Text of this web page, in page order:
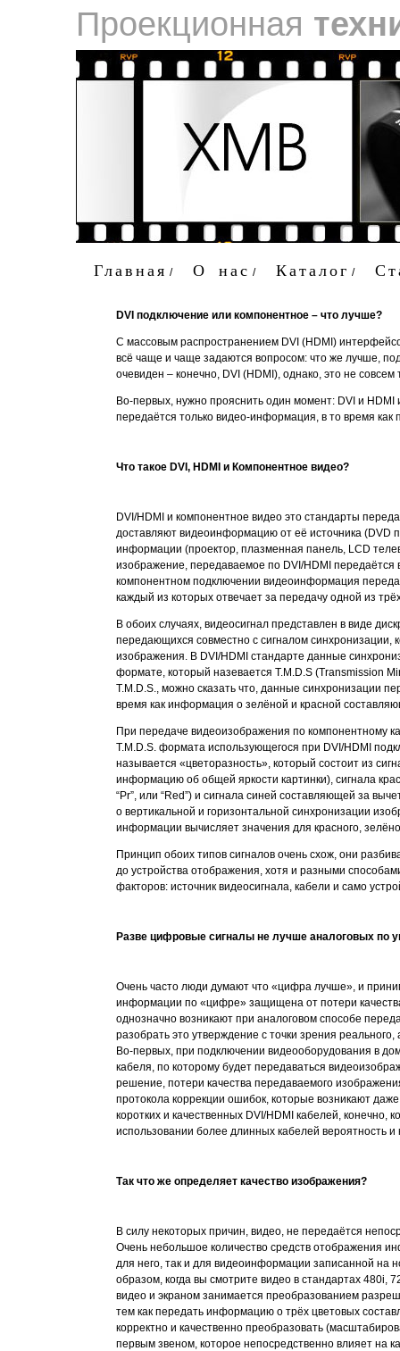
Проекционная
Главная / О нас / Каталог /
DVI подключение или компонентное – что лучше?
С массовым распространением DVI (HDMI)
всё чаще и чаще задаются вопросом: что же лучше,
очевиден – конечно, DVI (HDMI), однако, это не совсем
Во-первых, нужно прояснить один момент: DVI и HDMI
передаётся только видео-информация, в то время
Что такое DVI, HDMI и Компонентное видео?
DVI/HDMI и компонентное видео это стандарты
доставляют видеоинформацию от её источника (DVD
информации (проектор, плазменная панель, LCD
изображение, передаваемое по DVI/HDMI
компонентном подключении видеоинформация
каждый из которых отвечает за передачу одной из
В обоих случаях, видеосигнал представлен в виде
передающихся совместно с сигналом синхронизации,
изображения. В DVI/HDMI стандарте данные
формате, который назевается T.M.D.S (Transmission
T.M.D.S., можно сказать что, данные синхронизации
время как информация о зелёной и красной
При передаче видеоизображения по компонентному
T.M.D.S. формата использующегося при DVI/HDMI
называется «цветоразность», который состоит из
информацию об общей яркости картинки), сигнала
“Pr”, или “Red”) и сигнала синей составляющей за
о вертикальной и горизонтальной синхронизации
информации вычисляет значения для красного,
Принцип обоих типов сигналов очень схож, они
до устройства отображения, хотя и разными
факторов: источник видеосигнала, кабели и само
Разве цифровые сигналы не лучше аналоговых по
Очень часто люди думают что «цифра лучше», и
информации по «цифре» защищена от потери
однозначно возникают при аналоговом способе
разобрать это утверждение с точки зрения
Во-первых, при подключении видеооборудования в
кабеля, по которому будет передаваться
решение, потери качества передаваемого
протокола коррекции ошибок, которые возникают
коротких и качественных DVI/HDMI кабелей, конечно,
использовании более длинных кабелей вероятность
Так что же определяет качество изображения?
В силу некоторых причин, видео, не передаётся
Очень небольшое количество средств отображения
для него, так и для видеоинформации записанной на
образом, когда вы смотрите видео в стандартах 480i,
видео и экраном занимается преобразованием
тем как передать информацию о трёх цветовых
корректно и качественно преобразовать
первым звеном, которое непосредственно влияет на